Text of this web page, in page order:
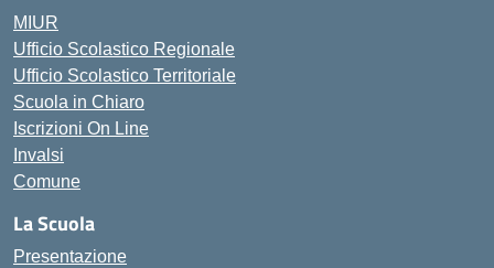
MIUR
Ufficio Scolastico Regionale
Ufficio Scolastico Territoriale
Scuola in Chiaro
Iscrizioni On Line
Invalsi
Comune
La Scuola
Presentazione